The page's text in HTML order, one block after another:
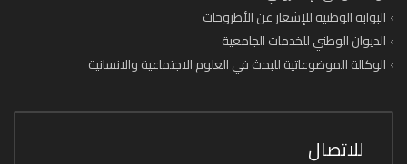
البوابة الوطنية للإشعار عن الأطروحات
الديوان الوطني للخدمات الجامعية
الوكالة الموضوعاتية للبحث في العلوم الاجتماعية والانسانية
للاتصال